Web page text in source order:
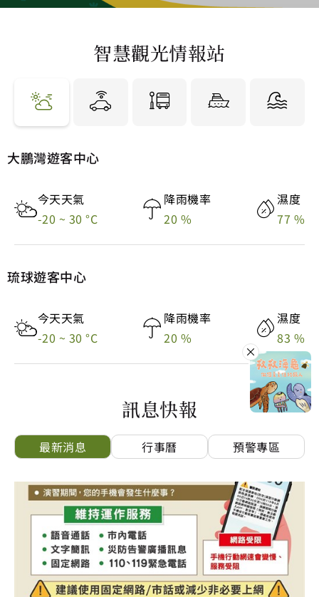
×
智慧觀光情報站
大鵬灣遊客中心
33 °C
今天天氣
-20 ~ 30 °C
降雨機率
20 %
濕度
77 %
33 °C
今天天氣
-20 ~ 30 °C
降雨機率
20 %
濕度
77 %
琉球遊客中心
體感溫度
今天天氣
-20 ~ 30 °C
降雨機率
20 %
濕度
83 %
31 °C
今天天氣
-20 ~ 30 °C
降雨機率
20 %
濕度
83 %
訊息快報
最新消息 行事曆 預警專區